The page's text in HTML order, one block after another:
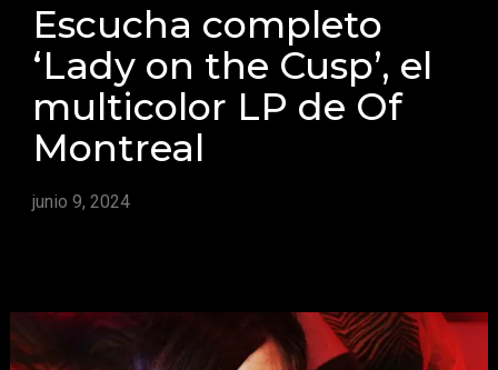
Escucha completo
‘Lady on the Cusp’, el
multicolor LP de Of
Montreal
junio 9, 2024